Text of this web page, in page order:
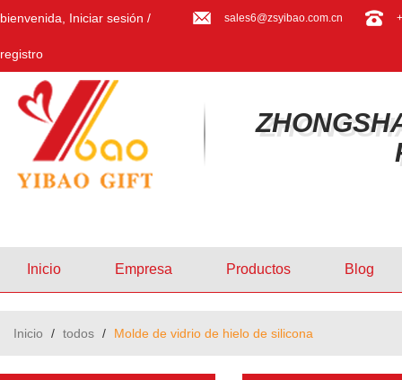
bienvenida, Iniciar sesión /
registro
sales6@zsyibao.com.cn
Inicio Empresa Productos Blog
Inicio / todos / Molde de vidrio de hielo de silicona